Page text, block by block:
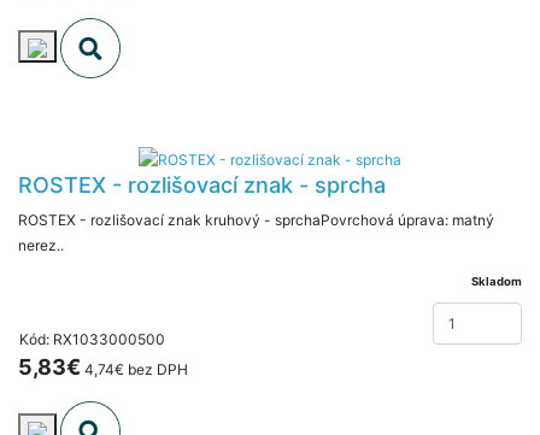
ROSTEX - rozlišovací znak - sprcha
ROSTEX - rozlišovací znak kruhový - sprchaPovrchová úprava: matný
nerez..
Kód: RX1033000500
Skladom
5,83€ 4,74€ bez DPH